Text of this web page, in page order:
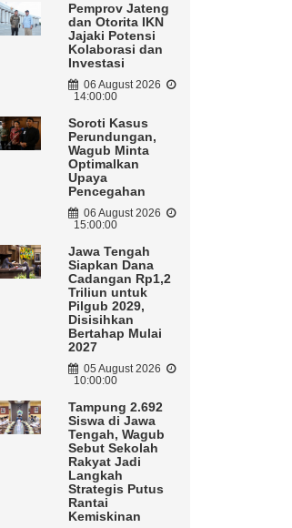
Pemprov Jateng
dan Otorita IKN
Jajaki Potensi
Kolaborasi dan
Investasi
06 August 2026
14:00:00
Soroti Kasus
Perundungan,
Wagub Minta
Optimalkan
Upaya
Pencegahan
06 August 2026
15:00:00
Jawa Tengah
Siapkan Dana
Cadangan Rp1,2
Triliun untuk
Pilgub 2029,
Disisihkan
Bertahap Mulai
2027
05 August 2026
10:00:00
Tampung 2.692
Siswa di Jawa
Tengah, Wagub
Sebut Sekolah
Rakyat Jadi
Langkah
Strategis Putus
Rantai
Kemiskinan